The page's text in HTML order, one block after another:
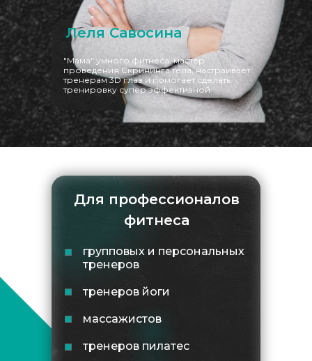
"Мама" умного фитнеса, мастер
проведения Скрининга тела, настраивает
тренерам 3D глаз и помогает сделать
тренировку супер эффективной
Леля Савосина
групповых и персональных
тренеров
тренеров йоги
массажистов
тренеров пилатес
Для профессионалов
фитнеса